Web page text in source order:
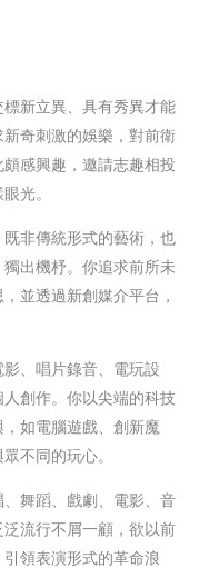
新立異、具有秀異才能
奇刺激的娛樂，對前衛
感興趣，邀請志趣相投
光。
非傳統形式的藝術，也
出機杼。你追求前所未
並透過新創媒介平台，
、唱片錄音、電玩設
創作。你以尖端的科技
如電腦遊戲、創新魔
不同的玩心。
舞蹈、戲劇、電影、音
流行不屑一顧，欲以前
領表演形式的革命浪